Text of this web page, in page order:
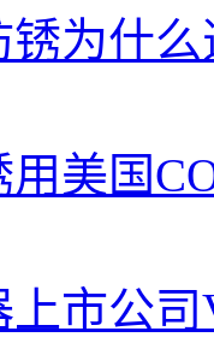
为什么
美国
市公